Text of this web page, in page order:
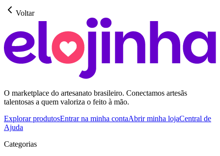
Voltar
O marketplace do artesanato brasileiro. Conectamos artesãs
talentosas a quem valoriza o feito à mão.
Explorar produtosEntrar na minha contaAbrir minha lojaCentral de
Ajuda
Categorias